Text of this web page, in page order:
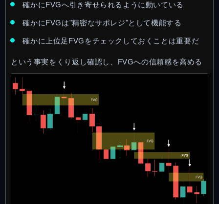
確かにFVGへ引き寄せられるように動いている
確かにFVGは"精密なサポレジ"として機能する
確かに上位足FVGをチェックしておくことは重要だ
という事実をくり返し確認し、FVGへの信頼感を高める